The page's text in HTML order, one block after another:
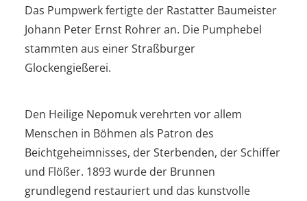
Das Pumpwerk fertigte der Rastatter Baumeister
Johann Peter Ernst Rohrer an. Die Pumphebel
stammten aus einer Straßburger
Glockengießerei.
Den Heilige Nepomuk verehrten vor allem
Menschen in Böhmen als Patron des
Beichtgeheimnisses, der Sterbenden, der Schiffer
und Flößer. 1893 wurde der Brunnen
grundlegend restauriert und das kunstvolle